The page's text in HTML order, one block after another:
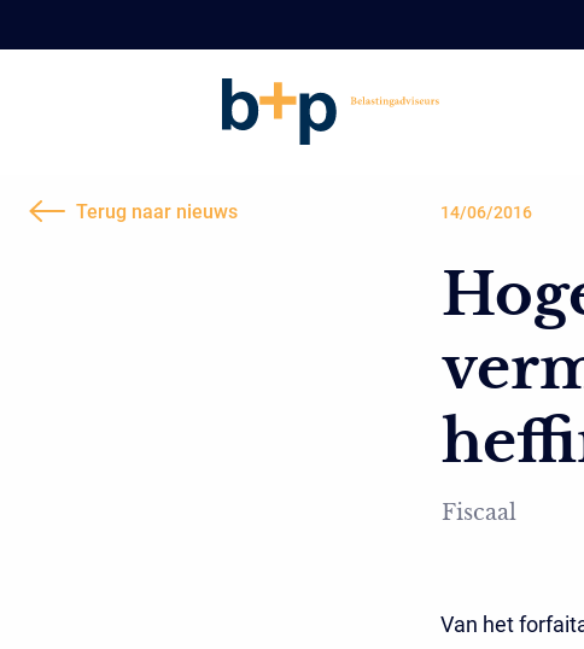
Terug naar nieuws 14/06/2016
Fiscaal
Van het